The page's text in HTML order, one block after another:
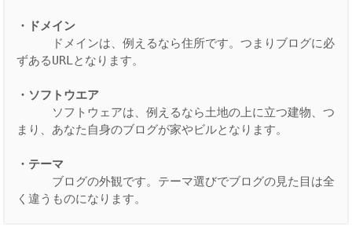
・ドメイン
ドメインは、例えるなら住所です。つまりブログに必
ずあるURLとなります。
・ソフトウエア
ソフトウェアは、例えるなら土地の上に立つ建物、つ
まり、あなた自身のブログが家やビルとなります。
・テーマ
ブログの外観です。テーマ選びでブログの見た目は全
く違うものになります。